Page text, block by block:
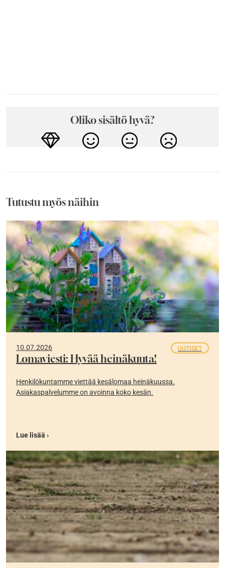
Oliko sisältö hyvä?
Tutustu myös näihin
10.07.2026 UUTISET
Lomaviesti: Hyvää heinäkuuta!
Henkilökuntamme viettää kesälomaa heinäkuussa.
Asiakaspalvelumme on avoinna koko kesän.
Lue lisää ›